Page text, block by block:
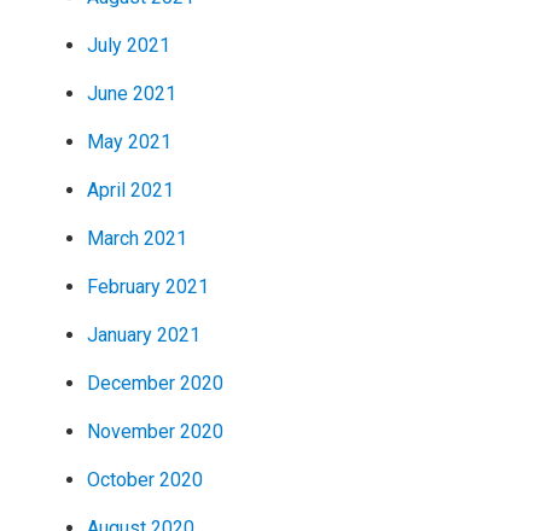
July 2021
June 2021
May 2021
April 2021
March 2021
February 2021
January 2021
December 2020
November 2020
October 2020